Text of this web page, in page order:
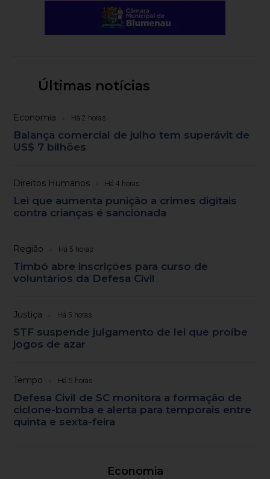
Últimas notícias
Economia Há 2 horas
Balança comercial de julho tem superávit de
US$ 7 bilhões
Direitos Humanos Há 4 horas
Lei que aumenta punição a crimes digitais
contra crianças é sancionada
Região Há 5 horas
Timbó abre inscrições para curso de
voluntários da Defesa Civil
Justiça Há 5 horas
STF suspende julgamento de lei que proíbe
jogos de azar
Tempo Há 5 horas
Defesa Civil de SC monitora a formação de
ciclone-bomba e alerta para temporais entre
quinta e sexta-feira
Economia